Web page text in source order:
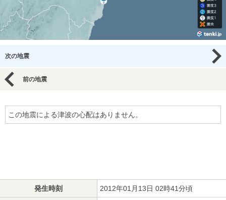
次の地震
前の地震
この地震による津波の心配はありません。
発生時刻 2012年01月13日 02時41分頃